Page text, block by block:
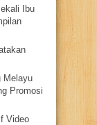
Ibu
Melayu
Promosi
Video